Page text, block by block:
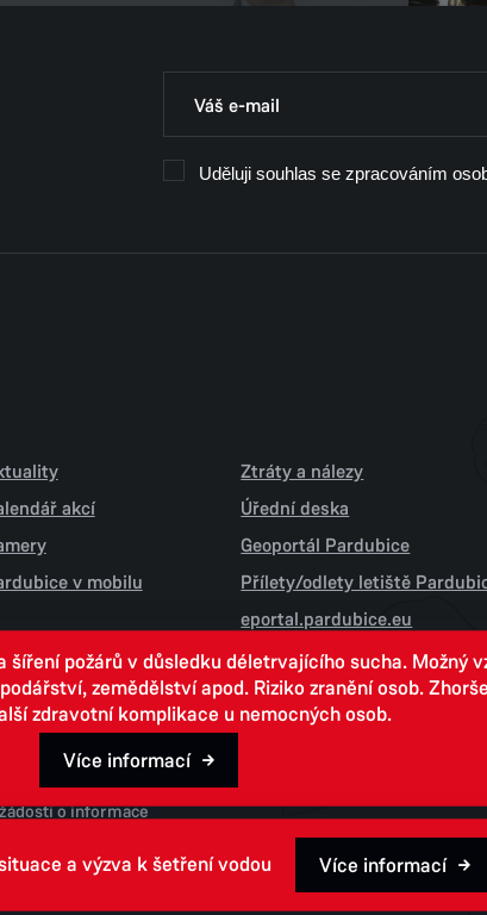
Uděluji souhlas se zpracováním
akcí
v mobilu
Ztráty a nálezy
Úřední deska
Geoportál Pardubice
Přílety/odlety letiště
eportal.pardubice.eu
o informace
požárů v důsledku déletrvajícího sucha. Možný
zemědělství apod. Riziko zranění osob.
zdravotní komplikace u nemocných osob.
Více informací
a výzva k šetření vodou Více informací